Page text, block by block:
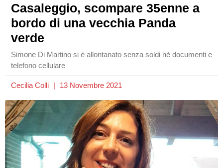
Casaleggio, scompare 35enne a
bordo di una vecchia Panda
verde
Simone Di Martino si è allontanato senza soldi nè documenti e
telefono cellulare
Cecilia Colli 13 Novembre 2021